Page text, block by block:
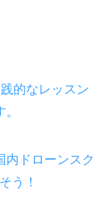
的なレッスン
内ドローンスク
う！